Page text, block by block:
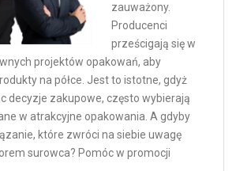
zauważony.
Producenci
prześcigają się w
projektów opakowań, aby
na półce. Jest to istotne, gdyż
decyzje zakupowe, często wybierają
w atrakcyjne opakowania. A gdyby
które zwróci na siebie uwagę
surowca? Pomóc w promocji